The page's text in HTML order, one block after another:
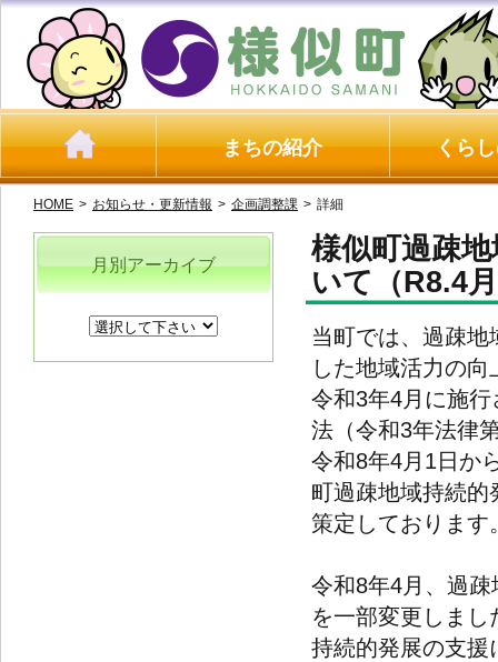
まちの紹介 くら
HOME > お知らせ・更新情報 > 企画調整課 > 詳細
様似町過疎
いて（R8.4
当町では、過疎
した地域活力の
令和3年4月に施
法（令和3年法律
令和8年4月1日か
町過疎地域持続的
策定しております
令和8年4月、過
を一部変更しま
持続的発展の支援
月別アーカイブ